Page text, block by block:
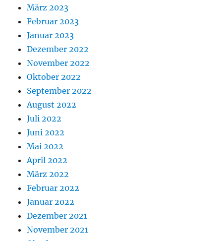
März 2023
Februar 2023
Januar 2023
Dezember 2022
November 2022
Oktober 2022
September 2022
August 2022
Juli 2022
Juni 2022
Mai 2022
April 2022
März 2022
Februar 2022
Januar 2022
Dezember 2021
November 2021